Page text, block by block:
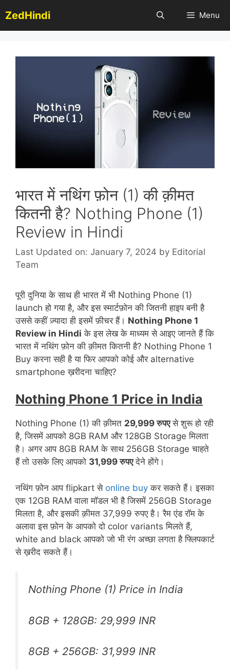
to
content
ZedHindi Menu
भारत में नथिंग फ़ोन (1) की क़ीमत
कितनी है? Nothing Phone (1)
Review in Hindi
Last Updated on: January 7, 2024 by Editorial
Team
पूरी दुनिया के साथ ही भारत में भी Nothing Phone (1)
launch हो गया है, और इस स्मार्टफ़ोन की जितनी हाइप बनी है
उससे कहीं ज़्यादा ही इसमें फ़ीचर हैं। Nothing Phone 1
Review in Hindi के इस लेख के माध्यम से आइए जानते हैं कि
भारत में नथिंग फ़ोन की क़ीमत कितनी है? Nothing Phone 1
Buy करना सही है या फिर आपको कोई और alternative
smartphone ख़रीदना चाहिए?
Nothing Phone 1 Price in India
Nothing Phone (1) की क़ीमत 29,999 रुपएसे शुरू हो रही
है, जिसमें आपको 8GB RAM और 128GB Storage मिलता
है। अगर आप 8GB RAM के साथ 256GB Storage चाहते
हैं तो उसके लिए आपको 31,999 रुपएदेने होंगे।
नथिंग फ़ोन आप flipkart से online buy कर सकते हैं। इसका
एक 12GB RAM वाला मॉडल भी है जिसमें 256GB Storage
मिलता है, और इसकी क़ीमत 37,999 रुपए है। रैम एंड रॉम के
अलावा इस फ़ोन के आपको दो color variants मिलते हैं,
white and black आपको जो भी रंग अच्छा लगता है फ्लिपकार्ट
से ख़रीद सकते हैं।
Nothing Phone (1) Price in India
8GB + 128GB: 29,999 INR
8GB + 256GB: 31,999 INR